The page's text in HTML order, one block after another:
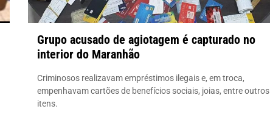
Grupo acusado de agiotagem é capturado no
interior do Maranhão
Criminosos realizavam empréstimos ilegais e, em troca,
empenhavam cartões de benefícios sociais, joias, entre outros
itens.